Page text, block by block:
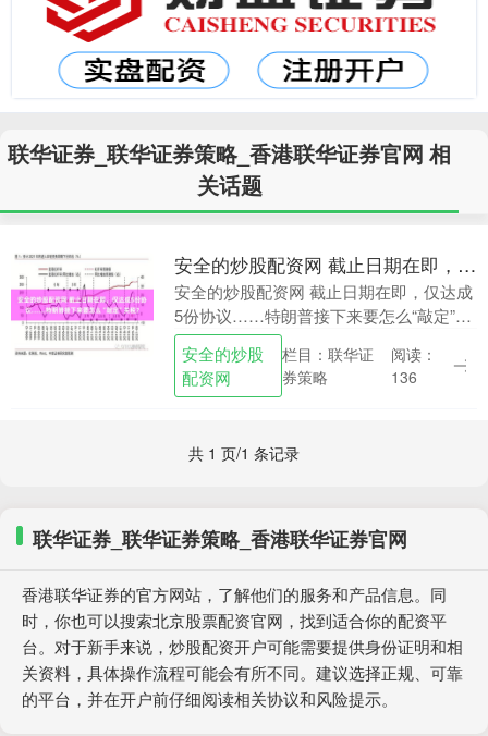
联华证券_联华证券策略_香港联华证券官网 相
关话题
安全的炒股配资网 截止日期在即，仅达成5份协议……特朗普接下来要怎么“敲定”关税？
安全的炒股配资网 截止日期在即，仅达成
5份协议……特朗普接下来要怎么“敲定”关
税？ 新华社北京7月26日电美国总统特朗
普25日动身前往英国苏格兰地区，将在5
天的....
安全的炒股
配资网
栏目：联华证
券策略
阅读：
136
共 1 页/1 条记录
联华证券_联华证券策略_香港联华证券官网
香港联华证券的官方网站，了解他们的服务和产品信息。同
时，你也可以搜索北京股票配资官网，找到适合你的配资平
台。对于新手来说，炒股配资开户可能需要提供身份证明和相
关资料，具体操作流程可能会有所不同。建议选择正规、可靠
的平台，并在开户前仔细阅读相关协议和风险提示。